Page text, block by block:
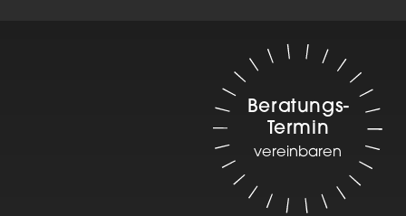
Beratungs-
Termin
vereinbaren